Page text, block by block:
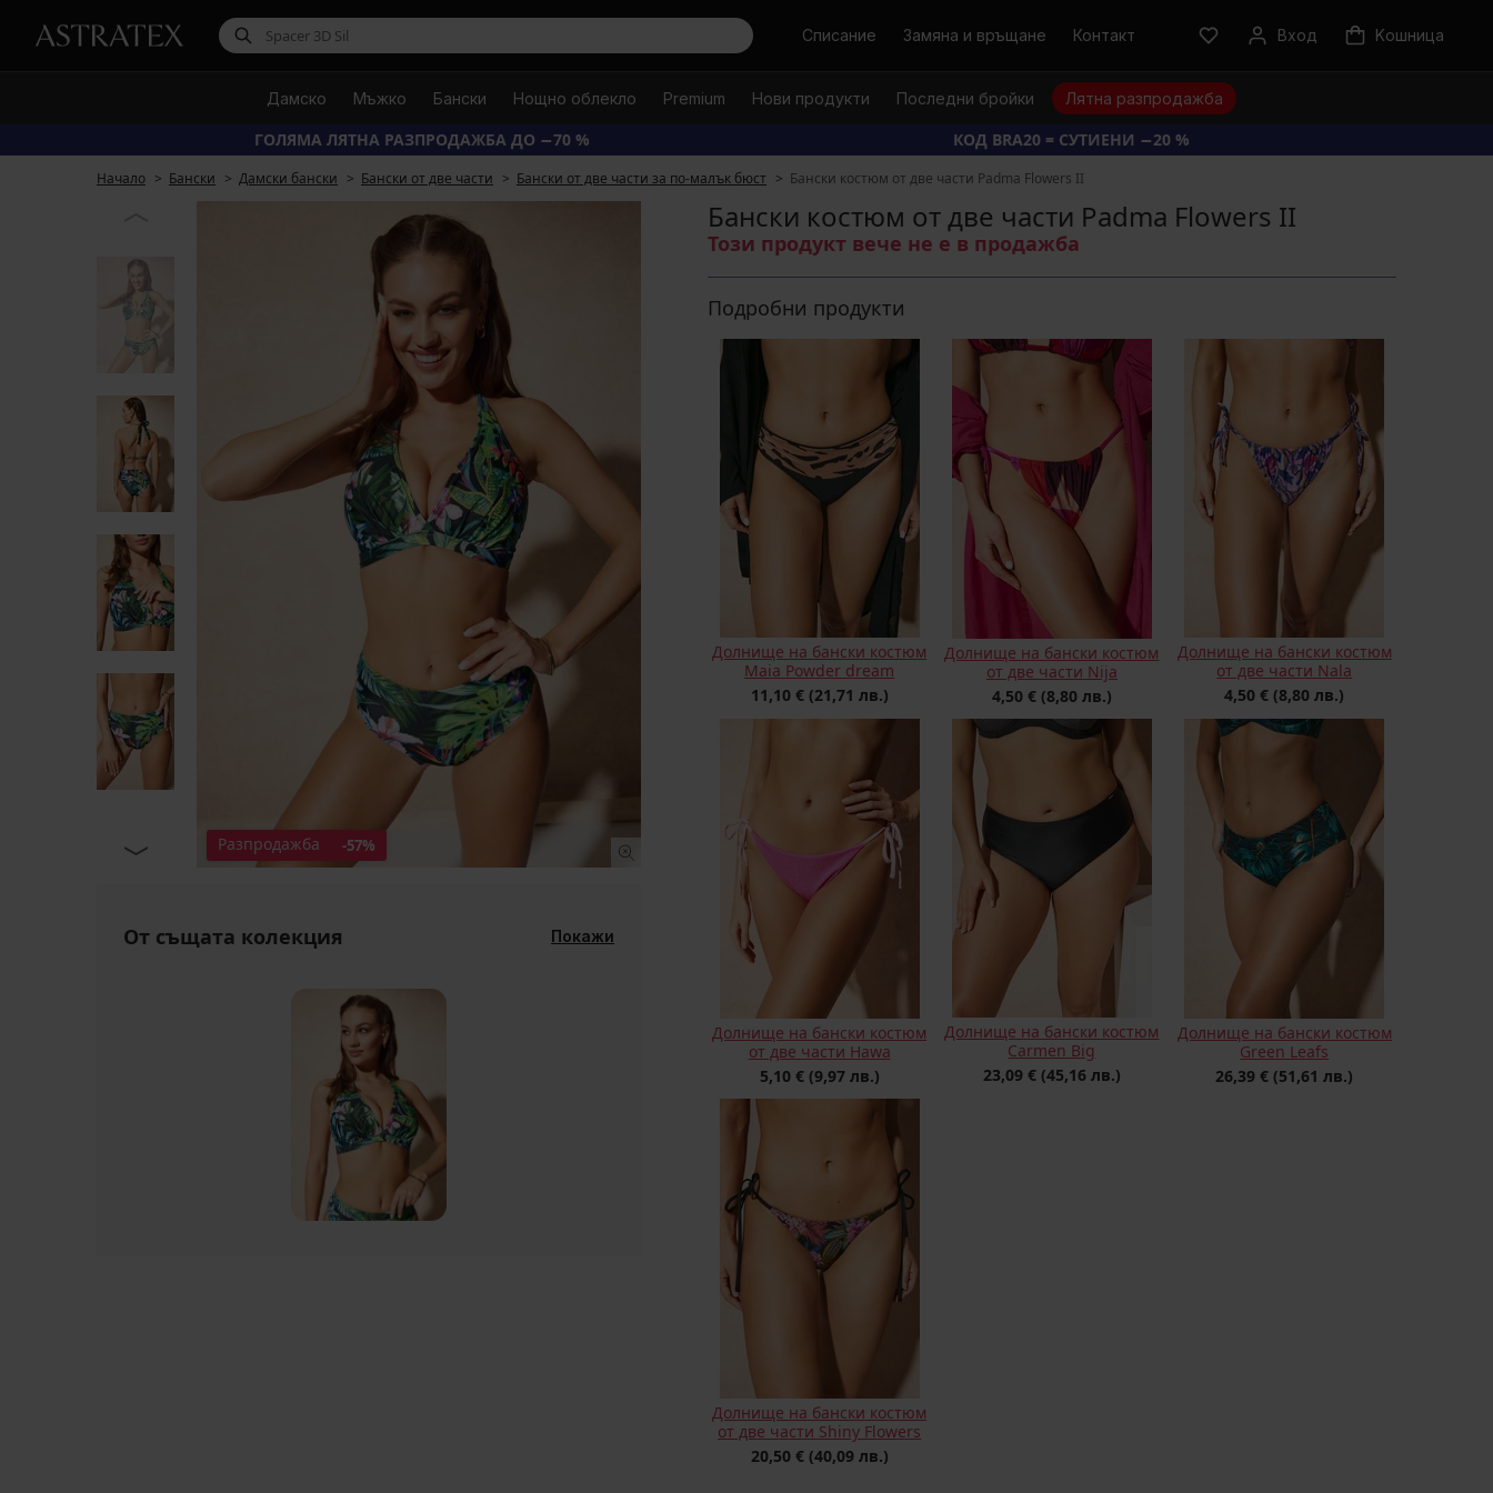
ТърсиСписание Замяна и връщане Контакт Вход Kошница
Дамско Мъжко Бански Нощно облекло Premium Нови продукти Последни бройки Лятна разпродажба
ГОЛЯМА ЛЯТНА РАЗПРОДАЖБА ДО −70 % КОД BRA20 = СУТИЕНИ −20 %
Начало Бански Дамски бански Бански от две части Бански от две части за по-малък бюст Бански костюм от две части Padma Flowers II
Разпродажба -57%
От същата колекция Покажи
Бански костюм от две части Padma Flowers II
Този продукт вече не е в продажба
Подробни продукти
Долнище на бански костюм
Maia Powder dream
11,10 € (21,71 лв.)
Долнище на бански костюм
от две части Nija
4,50 € (8,80 лв.)
Долнище на бански костюм
от две части Nala
4,50 € (8,80 лв.)
Долнище на бански костюм
от две части Hawa
5,10 € (9,97 лв.)
Долнище на бански костюм
Carmen Big
23,09 € (45,16 лв.)
Долнище на бански костюм
Green Leafs
26,39 € (51,61 лв.)
Долнище на бански костюм
от две части Shiny Flowers
20,50 € (40,09 лв.)